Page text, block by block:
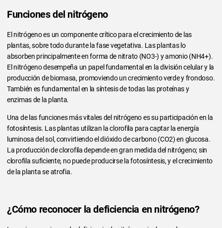
Funciones del nitrógeno
El nitrógeno es un componente crítico para el crecimiento de las
plantas, sobre todo durante la fase vegetativa. Las plantas lo
absorben principalmente en forma de nitrato (NO3-) y amonio (NH4+).
El nitrógeno desempeña un papel fundamental en la división celular y la
producción de biomasa, promoviendo un crecimiento verde y frondoso.
También es fundamental en la síntesis de todas las proteínas y
enzimas de la planta.
Una de las funciones más vitales del nitrógeno es su participación en la
fotosíntesis. Las plantas utilizan la clorofila para captar la energía
luminosa del sol, convirtiendo el dióxido de carbono (CO2) en glucosa.
La producción de clorofila depende en gran medida del nitrógeno; sin
clorofila suficiente, no puede producirse la fotosíntesis, y el crecimiento
de la planta se atrofia.
¿Cómo reconocer la deficiencia en nitrógeno?